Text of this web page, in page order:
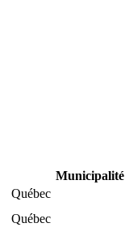
Municipalité
Québec
Québec